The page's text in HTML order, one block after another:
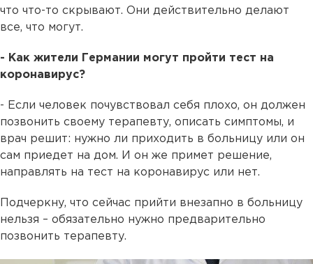
что что-то скрывают. Они действительно делают
все, что могут.
- Как жители Германии могут пройти тест на
коронавирус?
- Если человек почувствовал себя плохо, он должен
позвонить своему терапевту, описать симптомы, и
врач решит: нужно ли приходить в больницу или он
сам приедет на дом. И он же примет решение,
направлять на тест на коронавирус или нет.
Подчеркну, что сейчас прийти внезапно в больницу
нельзя – обязательно нужно предварительно
позвонить терапевту.